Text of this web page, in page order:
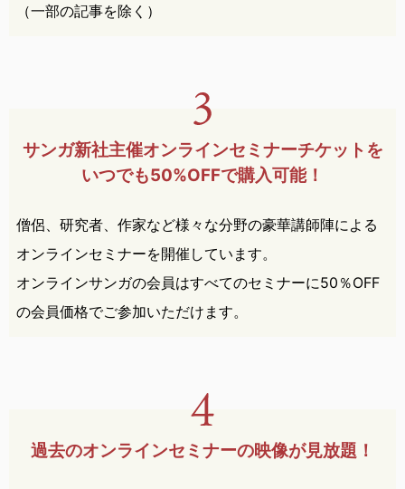
（一部の記事を除く）
サンガ新社主催オンラインセミナーチケットを
いつでも50%OFFで購入可能！
僧侶、研究者、作家など様々な分野の豪華講師陣による
オンラインセミナーを開催しています。
オンラインサンガの会員はすべてのセミナーに50％OFF
の会員価格でご参加いただけます。
過去のオンラインセミナーの映像が見放題！